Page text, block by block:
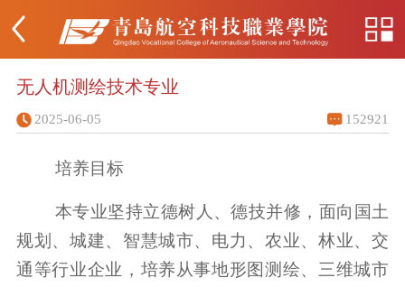
无人机测绘技术专业
2025-06-05 152921
培养目标
本专业坚持立德树人、德技并修，面向国土
规划、城建、智慧城市、电力、农业、林业、交
通等行业企业，培养从事地形图测绘、三维城市